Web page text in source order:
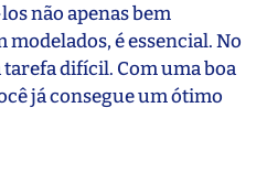
não apenas bem
é essencial. No
tarefa difícil. Com uma boa
já consegue um ótimo